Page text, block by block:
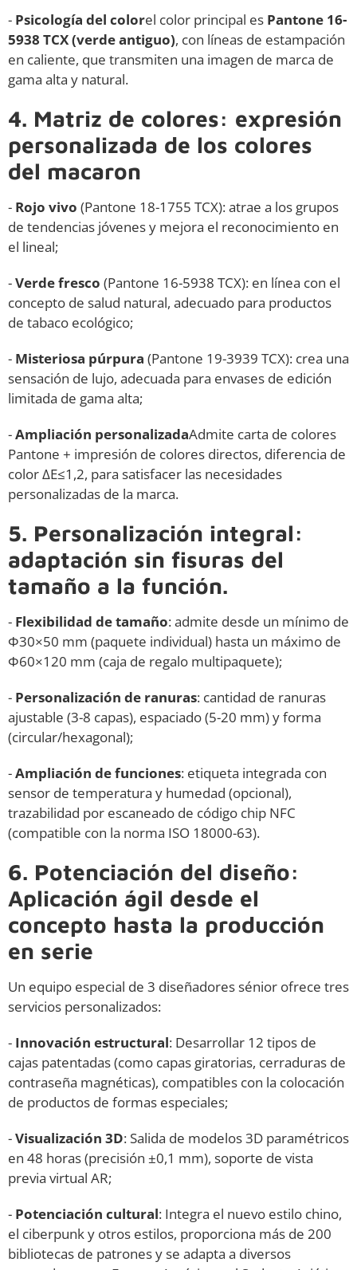
- Psicología del colorel color principal es Pantone 16-
5938 TCX (verde antiguo), con líneas de estampación
en caliente, que transmiten una imagen de marca de
gama alta y natural.
4. Matriz de colores: expresión
personalizada de los colores
del macaron
- Rojo vivo (Pantone 18-1755 TCX): atrae a los grupos
de tendencias jóvenes y mejora el reconocimiento en
el lineal;
-Verde fresco (Pantone 16-5938 TCX): en línea con el
concepto de salud natural, adecuado para productos
de tabaco ecológico;
- Misteriosa púrpura (Pantone 19-3939 TCX): crea una
sensación de lujo, adecuada para envases de edición
limitada de gama alta;
-Ampliación personalizadaAdmite carta de colores
Pantone + impresión de colores directos, diferencia de
color ΔE≤1,2, para satisfacer las necesidades
personalizadas de la marca.
5. Personalización integral:
adaptación sin fisuras del
tamaño a la función.
- Flexibilidad de tamaño: admite desde un mínimo de
Φ30×50 mm (paquete individual) hasta un máximo de
Φ60×120 mm (caja de regalo multipaquete);
- Personalización de ranuras: cantidad de ranuras
ajustable (3-8 capas), espaciado (5-20 mm) y forma
(circular/hexagonal);
-Ampliación de funciones: etiqueta integrada con
sensor de temperatura y humedad (opcional),
trazabilidad por escaneado de código chip NFC
(compatible con la norma ISO 18000-63).
6. Potenciación del diseño:
Aplicación ágil desde el
concepto hasta la producción
en serie
Un equipo especial de 3 diseñadores sénior ofrece tres
servicios personalizados:
- Innovación estructural: Desarrollar 12 tipos de
cajas patentadas (como capas giratorias, cerraduras de
contraseña magnéticas), compatibles con la colocación
de productos de formas especiales;
-Visualización 3D: Salida de modelos 3D paramétricos
en 48 horas (precisión ±0,1 mm), soporte de vista
previa virtual AR;
- Potenciación cultural: Integra el nuevo estilo chino,
el ciberpunk y otros estilos, proporciona más de 200
bibliotecas de patrones y se adapta a diversos